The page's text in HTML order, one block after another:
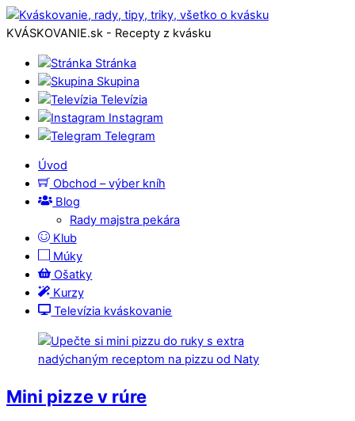
KVÁSKOVANIE.sk - Recepty z kvásku
Stránka
Skupina
Televízia
Instagram
Telegram
Úvod
Obchod – výber kníh
Blog
Rady majstra pekára
Klub
Múky
Ošatky
Kurzy
Televízia kváskovanie
Mini pizze v rúre